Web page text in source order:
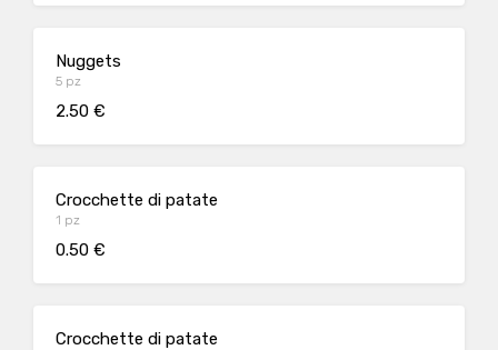
Nuggets
5 pz
2.50 €
Crocchette di patate
1 pz
0.50 €
Crocchette di patate